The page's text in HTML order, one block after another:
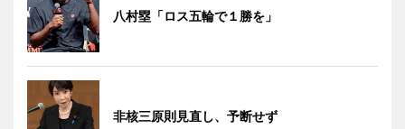
八村塁「ロス五輪で１勝を」
非核三原則見直し、予断せず